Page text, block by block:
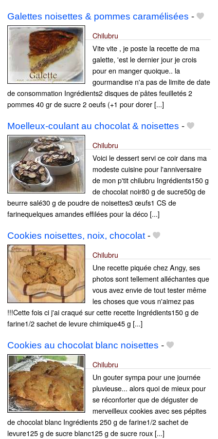
Galettes noisettes & pommes caramélisées -
Chilubru
Vite vite , je poste la recette de ma
galette, 'est le dernier jour je crois
pour en manger quoique.. la
gourmandise n'a pas de limite de date
de consommation Ingrédients2 disques de pâtes feuilletés 2
pommes 40 gr de sucre 2 oeufs (+1 pour dorer [...]
Moelleux-coulant au chocolat & noisettes -
Chilubru
Voici le dessert servi ce coir dans ma
modeste cuisine pour l'anniversaire
de mon p'tit chilubru Ingrédients150 g
de chocolat noir80 g de sucre50g de
beurre salé30 g de poudre de noisettes3 œufs1 CS de
farinequelques amandes effilées pour la déco [...]
Cookies noisettes, noix, chocolat -
Chilubru
Une recette piquée chez Angy, ses
photos sont tellement alléchantes que
vous avez envie de tout tester même
les choses que vous n'aimez pas
!!!Cette fois ci j'ai craqué sur cette recette Ingrédients150 g de
farine1/2 sachet de levure chimique45 g [...]
Cookies au chocolat blanc noisettes -
Chilubru
Un gouter sympa pour une journée
pluvieuse... alors quoi de mieux pour
se réconforter que de déguster de
merveilleux cookies avec ses pépites
de chocolat blanc Ingrédients 250 g de farine1/2 sachet de
levure125 g de sucre blanc125 g de sucre roux [...]